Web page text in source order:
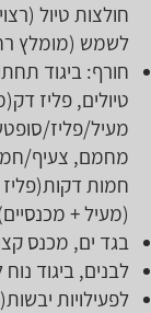
חולצות טיול
לשמש (מומלץ
חורף: ביגוד
טיולים, פליז
מעיל/פליז/
מחמם, צעיף/
חמות
(מעיל +
בגד ים, מכנס
לבנים, ביגוד
לפעילויות